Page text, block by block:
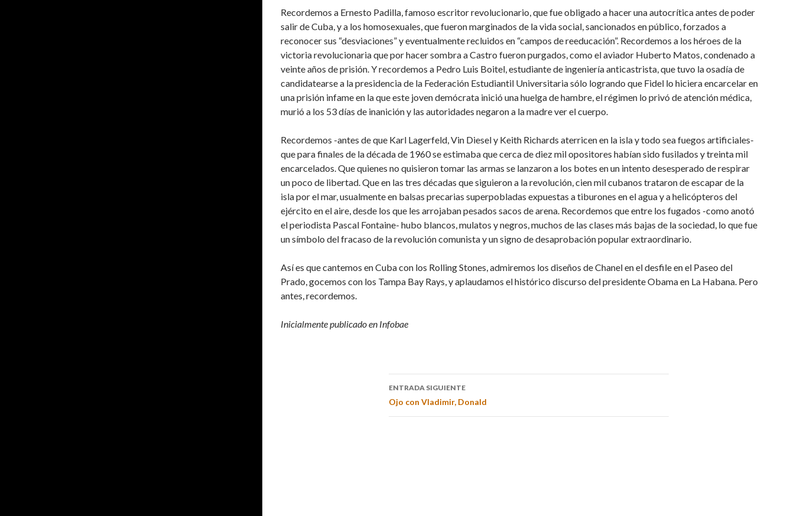
Recordemos a Ernesto Padilla, famoso escritor revolucionario, que fue obligado a hacer una autocrítica antes de poder
salir de Cuba, y a los homosexuales, que fueron marginados de la vida social, sancionados en público, forzados a
reconocer sus “desviaciones” y eventualmente recluidos en “campos de reeducación”. Recordemos a los héroes de la
victoria revolucionaria que por hacer sombra a Castro fueron purgados, como el aviador Huberto Matos, condenado a
veinte años de prisión. Y recordemos a Pedro Luis Boitel, estudiante de ingeniería anticastrista, que tuvo la osadía de
candidatearse a la presidencia de la Federación Estudiantil Universitaria sólo logrando que Fidel lo hiciera encarcelar en
una prisión infame en la que este joven demócrata inició una huelga de hambre, el régimen lo privó de atención médica,
murió a los 53 días de inanición y las autoridades negaron a la madre ver el cuerpo.
Recordemos -antes de que Karl Lagerfeld, Vin Diesel y Keith Richards aterricen en la isla y todo sea fuegos artificiales-
que para finales de la década de 1960 se estimaba que cerca de diez mil opositores habían sido fusilados y treinta mil
encarcelados. Que quienes no quisieron tomar las armas se lanzaron a los botes en un intento desesperado de respirar
un poco de libertad. Que en las tres décadas que siguieron a la revolución, cien mil cubanos trataron de escapar de la
isla por el mar, usualmente en balsas precarias superpobladas expuestas a tiburones en el agua y a helicópteros del
ejército en el aire, desde los que les arrojaban pesados sacos de arena. Recordemos que entre los fugados -como anotó
el periodista Pascal Fontaine- hubo blancos, mulatos y negros, muchos de las clases más bajas de la sociedad, lo que fue
un símbolo del fracaso de la revolución comunista y un signo de desaprobación popular extraordinario.
Así es que cantemos en Cuba con los Rolling Stones, admiremos los diseños de Chanel en el desfile en el Paseo del
Prado, gocemos con los Tampa Bay Rays, y aplaudamos el histórico discurso del presidente Obama en La Habana. Pero
antes, recordemos.
Inicialmente publicado en Infobae
ENTRADA SIGUIENTE
Ojo con Vladimir, Donald